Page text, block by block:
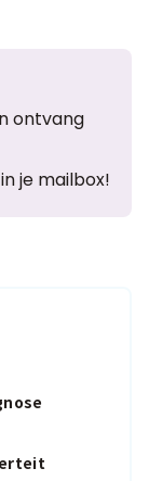
ontvang
je mailbox!